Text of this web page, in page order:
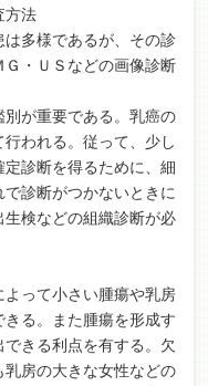
方法
多様であるが、その診
・ＵＳなどの画像診断
が重要である。乳癌の
われる。従って、少し
診断を得るために、細
診断がつかないときに
検などの組織診断が必
って小さい腫瘍や乳房
る。また腫瘍を形成す
きる利点を有する。欠
房の大きな女性などの